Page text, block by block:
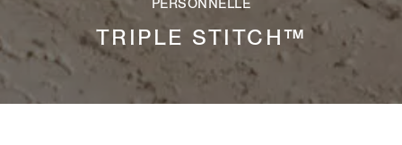
PERSONNELLE
TRIPLE STITCH™